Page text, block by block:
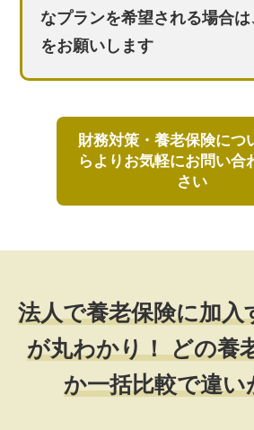
なプランを希望される場合
をお願いします
財務対策・養老保険につ
らよりお気軽にお問い合
さい
法人で養老保険に加
が丸わかり！どの養
か一括比較で違い